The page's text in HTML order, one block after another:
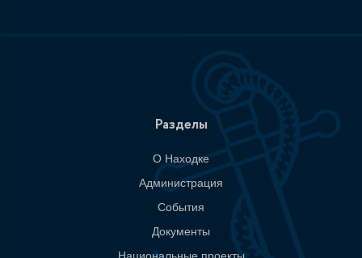
Разделы
О Находке
Администрация
События
Документы